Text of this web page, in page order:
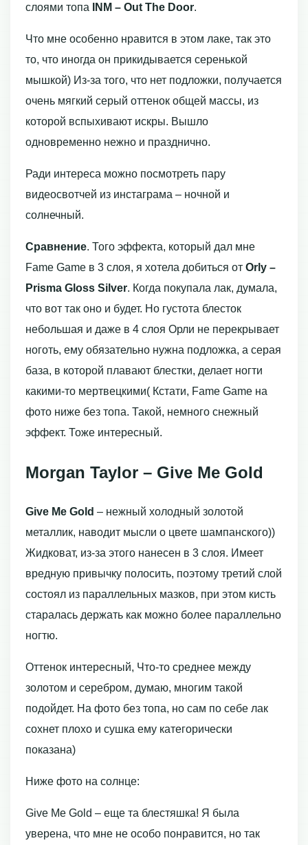
слоями топа
INM – Out The Door.
Что мне особенно нравится в этом лаке, так это
то, что иногда он прикидывается серенькой
мышкой) Из-за того, что нет подложки, получается
очень мягкий серый оттенок общей массы, из
которой вспыхивают искры. Вышло
одновременно нежно и празднично.
Ради интереса можно посмотреть пару
видеосвотчей из инстаграма – ночной и
солнечный.
Сравнение. Того эффекта, который дал мне
Fame Game в 3 слоя, я хотела добиться от Orly –
Prisma Gloss Silver. Когда покупала лак, думала,
что вот так оно и будет. Но густота блесток
небольшая и даже в 4 слоя Орли не перекрывает
ноготь, ему обязательно нужна подложка, а серая
база, в которой плавают блестки, делает ногти
какими-то мертвецкими( Кстати, Fame Game на
фото ниже без топа. Такой, немного снежный
эффект. Тоже интересный.
Morgan Taylor – Give Me Gold
Give Me Gold – нежный холодный золотой
металлик, наводит мысли о цвете шампанского))
Жидковат, из-за этого нанесен в 3 слоя. Имеет
вредную привычку полосить, поэтому третий слой
состоял из параллельных мазков, при этом кисть
старалась держать как можно более параллельно
ногтю.
Оттенок интересный, Что-то среднее между
золотом и серебром, думаю, многим такой
подойдет. На фото без топа, но сам по себе лак
сохнет плохо и сушка ему категорически
показана)
Ниже фото на солнце:
Give Me Gold – еще та блестяшка! Я была
уверена, что мне не особо понравится, но так